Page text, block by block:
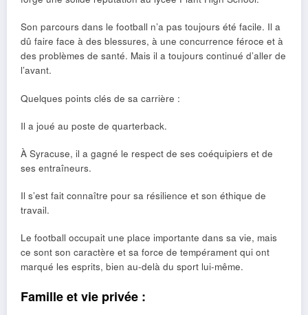
Son parcours dans le football n’a pas toujours été facile. Il a
dû faire face à des blessures, à une concurrence féroce et à
des problèmes de santé. Mais il a toujours continué d’aller de
l’avant.
Quelques points clés de sa carrière :
Il a joué au poste de quarterback.
À Syracuse, il a gagné le respect de ses coéquipiers et de
ses entraîneurs.
Il s’est fait connaître pour sa résilience et son éthique de
travail.
Le football occupait une place importante dans sa vie, mais
ce sont son caractère et sa force de tempérament qui ont
marqué les esprits, bien au-delà du sport lui-même.
Famille et vie privée :